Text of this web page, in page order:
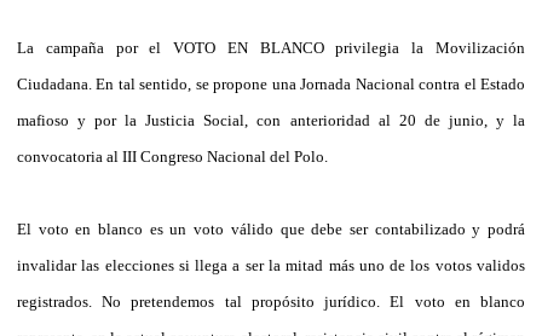
La campaña por el VOTO EN BLANCO privilegia la Movilización
Ciudadana. En tal sentido, se propone una Jornada Nacional contra el Estado
mafioso y por la Justicia Social, con anterioridad al 20 de junio, y la
convocatoria al III Congreso Nacional del Polo.
El voto en blanco es un voto válido que debe ser contabilizado y podrá
invalidar las elecciones si llega a ser la mitad más uno de los votos validos
registrados. No pretendemos tal propósito jurídico.
El voto en blanco